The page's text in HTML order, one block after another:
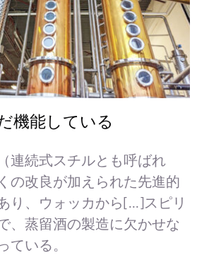
機能している
連続式スチルとも呼ばれ
の改良が加えられた先進的
り、ウォッカから[...]スピリ
、蒸留酒の製造に欠かせな
ている。